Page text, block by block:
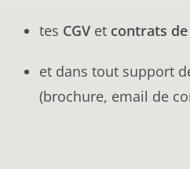
tes CGV et contrats
et dans tout support
(brochure, email de